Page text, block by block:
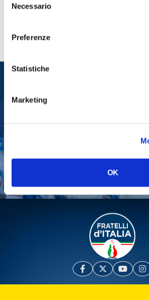
delNecessario
Preferenze
Statistiche
Marketing
OK
patrimoniale, evidenziando come
nelle tasche degli italiani. Secondo
Entra nel